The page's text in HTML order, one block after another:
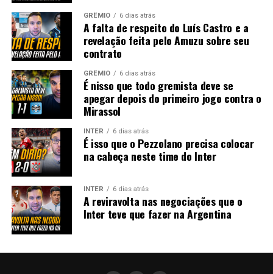
GRÊMIO 6 dias atrás
A falta de respeito do Luís Castro e a
revelação feita pelo Amuzu sobre seu
contrato
GRÊMIO 6 dias atrás
É nisso que todo gremista deve se
apegar depois do primeiro jogo contra o
Mirassol
INTER 6 dias atrás
É isso que o Pezzolano precisa colocar
na cabeça neste time do Inter
INTER 6 dias atrás
A reviravolta nas negociações que o
Inter teve que fazer na Argentina